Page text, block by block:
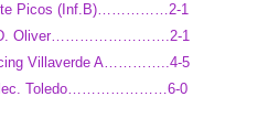
Picos (Inf.B)……………2-1
Oliver…………………….2-1
Villaverde A…………..4-5
Toledo…………………6-0